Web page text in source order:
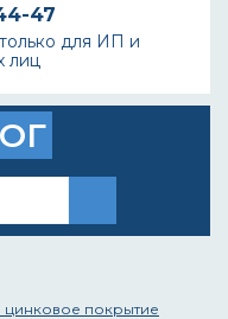
47
для ИП и
лиц
покрытие